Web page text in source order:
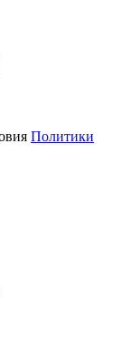
Политики